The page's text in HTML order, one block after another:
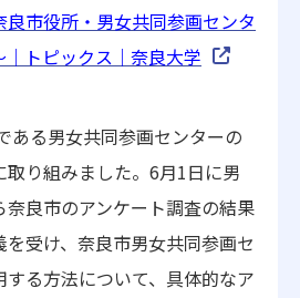
市役所・男女共同参画センタ
トピックス｜奈良大学
ある男女共同参画センターの
り組みました。6月1日に男
良市のアンケート調査の結果
受け、奈良市男女共同参画セ
する方法について、具体的なア